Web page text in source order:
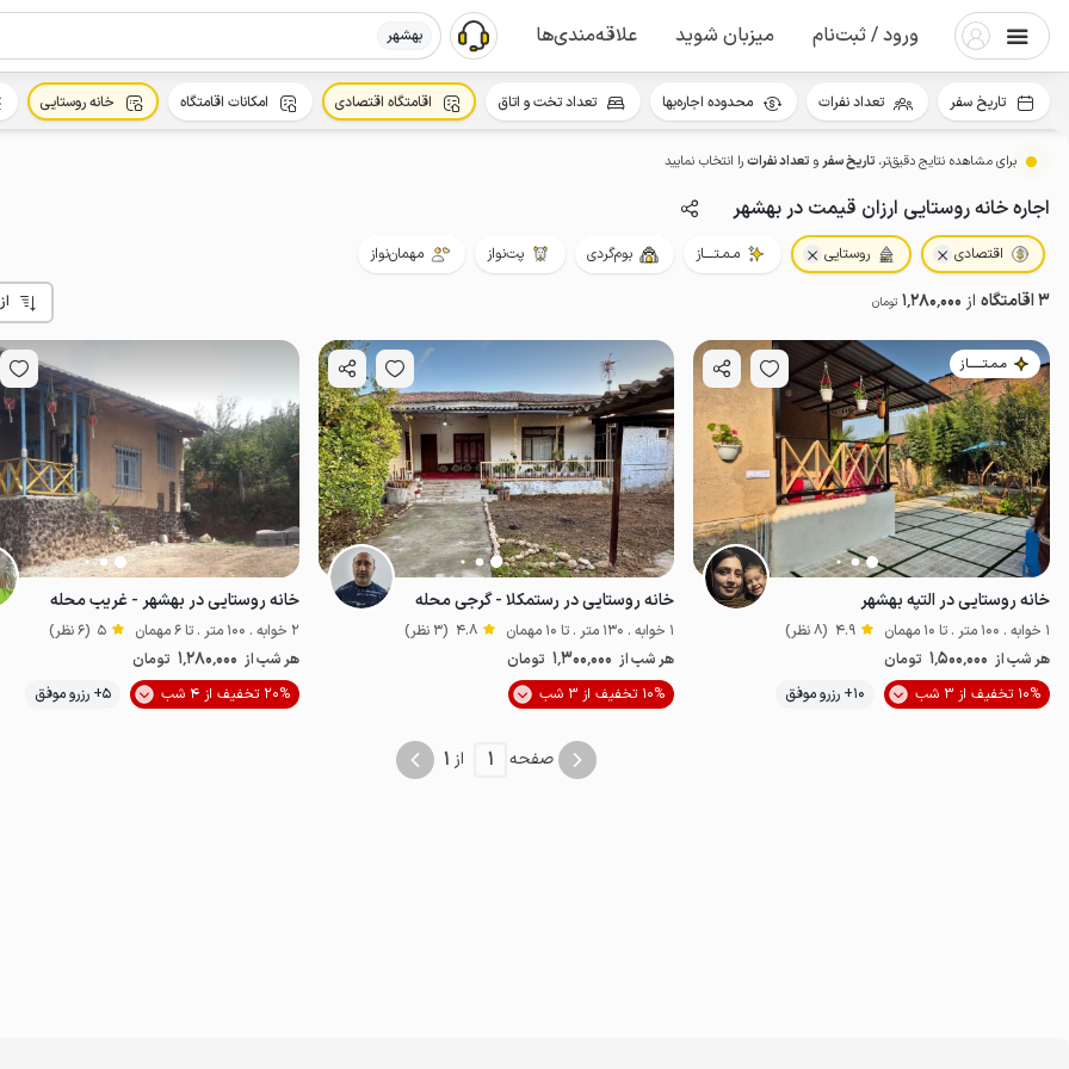
ورود / ثبت‌نام میزبان شوید علاقه‌مندی‌ها بهشهر
برای مشاهده نتایج دقیق‌تر، تاریخ سفرو تعداد نفراترا انتخاب نمایید
اجاره خانه روستایی ارزان قیمت در بهشهر
اقتصادی روستایی مـمـتــــاز بوم‌گردی پت‌نواز مهمان‌نواز
3 اقامتگاه از 1٬280٬000 تومان
مـمـتــــــاز
خانه روستایی در التپه بهشهر
1 خوابه . 100 متر . تا 10 مهمان 4.9 (8 نظر)
هر شب از 1٬500٬000 تومان
10% تخفیف از 3 شب
10+ رزرو موفق اقتصادی موقعیت در نقشه
خانه روستایی در رستمکلا - گرجی محله
1 خوابه . 130 متر . تا 10 مهمان 4.8 (3 نظر)
هر شب از 1٬300٬000 تومان
10% تخفیف از 3 شب
اقتصادی پت‌نواز
خانه روستایی در بهشهر - غریب محله
2 خوابه . 100 متر . تا 6 مهمان 5 (6 نظر)
هر شب از 1٬280٬000 تومان
20% تخفیف از 4 شب
5+ رزرو موفق
صفحه 1 از 1
تاریخ سفر تعداد نفرات محدوده اجاره‌بها تعداد تخت و اتاق اقامتگاه اقتصادی امکانات اقامتگاه خانه روستایی